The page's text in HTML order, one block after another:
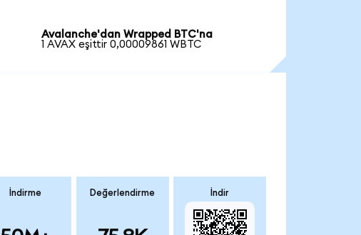
Avalanche'dan Wrapped BTC'na
1 AVAX eşittir 0,00009861 WBTC
İndirme Değerlendirme İndir